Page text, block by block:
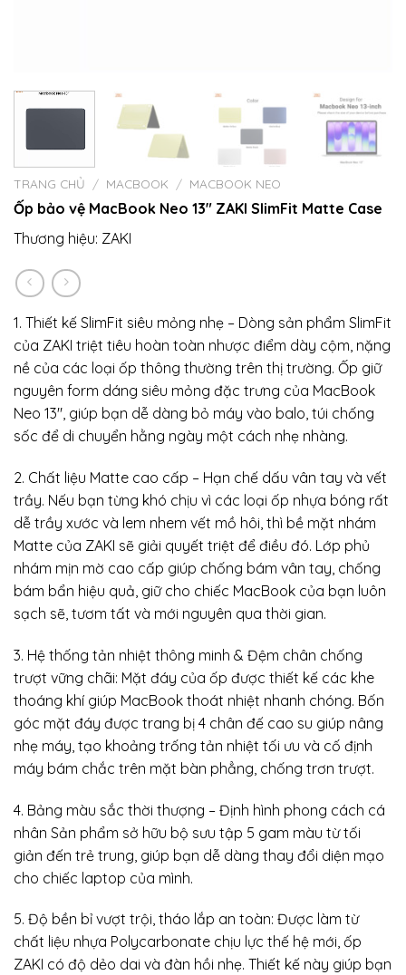
TRANG CHỦ / MACBOOK / MACBOOK NEO
Ốp bảo vệ MacBook Neo 13″ ZAKI SlimFit Matte Case
Thương hiệu: ZAKI
1. Thiết kế SlimFit siêu mỏng nhẹ – Dòng sản phẩm SlimFit
của ZAKI triệt tiêu hoàn toàn nhược điểm dày cộm, nặng
nề của các loại ốp thông thường trên thị trường. Ốp giữ
nguyên form dáng siêu mỏng đặc trưng của MacBook
Neo 13″, giúp bạn dễ dàng bỏ máy vào balo, túi chống
sốc để di chuyển hằng ngày một cách nhẹ nhàng.
2. Chất liệu Matte cao cấp – Hạn chế dấu vân tay và vết
trầy. Nếu bạn từng khó chịu vì các loại ốp nhựa bóng rất
dễ trầy xước và lem nhem vết mồ hôi, thì bề mặt nhám
Matte của ZAKI sẽ giải quyết triệt để điều đó. Lớp phủ
nhám mịn mờ cao cấp giúp chống bám vân tay, chống
bám bẩn hiệu quả, giữ cho chiếc MacBook của bạn luôn
sạch sẽ, tươm tất và mới nguyên qua thời gian.
3. Hệ thống tản nhiệt thông minh & Đệm chân chống
trượt vững chãi: Mặt đáy của ốp được thiết kế các khe
thoáng khí giúp MacBook thoát nhiệt nhanh chóng. Bốn
góc mặt đáy được trang bị 4 chân đế cao su giúp nâng
nhẹ máy, tạo khoảng trống tản nhiệt tối ưu và cố định
máy bám chắc trên mặt bàn phẳng, chống trơn trượt.
4. Bảng màu sắc thời thượng – Định hình phong cách cá
nhân Sản phẩm sở hữu bộ sưu tập 5 gam màu từ tối
giản đến trẻ trung, giúp bạn dễ dàng thay đổi diện mạo
cho chiếc laptop của mình.
5. Độ bền bỉ vượt trội, tháo lắp an toàn: Được làm từ
chất liệu nhựa Polycarbonate chịu lực thế hệ mới, ốp
ZAKI có độ dẻo dai và đàn hồi nhẹ. Thiết kế này giúp bạn